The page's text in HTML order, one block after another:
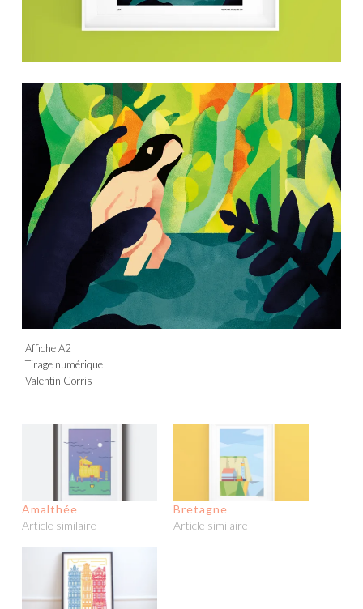
Affiche A2
Tirage numérique
Valentin Gorris
Amalthée
Article similaire
Bretagne
Article similaire